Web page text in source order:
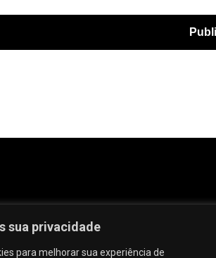
sua privacidade
para melhorar sua experiência de